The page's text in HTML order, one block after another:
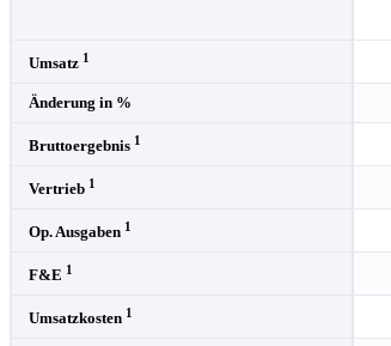
Umsatz 1
Änderung in %
Bruttoergebnis 1
Vertrieb 1
Op. Ausgaben 1
F&E 1
Umsatzkosten 1